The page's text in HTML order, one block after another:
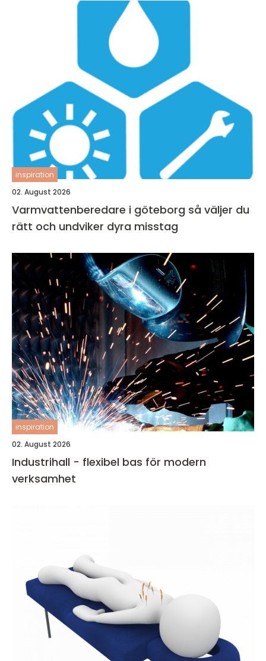
inspiration
02. August 2026
Varmvattenberedare i göteborg så väljer du
rätt och undviker dyra misstag
inspiration
02. August 2026
Industrihall - flexibel bas för modern
verksamhet